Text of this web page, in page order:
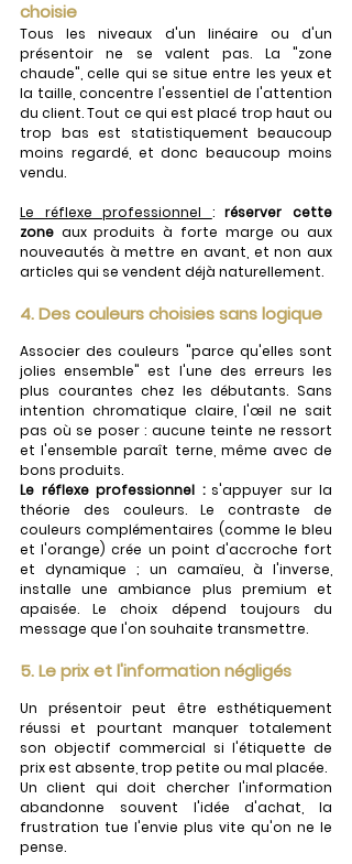
choisie
Tous les niveaux d'un linéaire ou d'un
présentoir ne se valent pas. La "zone
chaude", celle qui se situe entre les yeux et
la taille, concentre l'essentiel de l'attention
du client. Tout ce qui est placé trop haut ou
trop bas est statistiquement beaucoup
moins regardé, et donc beaucoup moins
vendu.
Le réflexe professionnel : réserver cette
zone aux produits à forte marge ou aux
nouveautés à mettre en avant, et non aux
articles qui se vendent déjà naturellement.
4. Des couleurs choisies sans logique
Associer des couleurs "parce qu'elles sont
jolies ensemble" est l'une des erreurs les
plus courantes chez les débutants. Sans
intention chromatique claire, l'œil ne sait
pas où se poser : aucune teinte ne ressort
et l'ensemble paraît terne, même avec de
bons produits.
Le réflexe professionnel : s'appuyer sur la
théorie des couleurs. Le contraste de
couleurs complémentaires (comme le bleu
et l'orange) crée un point d'accroche fort
et dynamique ; un camaïeu, à l'inverse,
installe une ambiance plus premium et
apaisée. Le choix dépend toujours du
message que l'on souhaite transmettre.
5. Le prix et l'information négligés
Un présentoir peut être esthétiquement
réussi et pourtant manquer totalement
son objectif commercial si l'étiquette de
prix est absente, trop petite ou mal placée.
Un client qui doit chercher l'information
abandonne souvent l'idée d'achat, la
frustration tue l'envie plus vite qu'on ne le
pense.